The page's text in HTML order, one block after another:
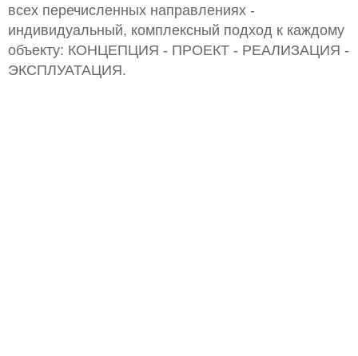
всех перечисленных направлениях -
индивидуальный, комплексный подход к каждому
объекту: КОНЦЕПЦИЯ - ПРОЕКТ - РЕАЛИЗАЦИЯ -
ЭКСПЛУАТАЦИЯ.